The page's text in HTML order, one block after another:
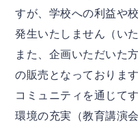
すが、学校への利益や
発生いたしません（い
また、企画いただいた
の販売となっておりま
コミュニティを通じて
環境の充実（教育講演